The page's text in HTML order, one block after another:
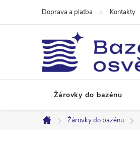
Doprava a platba Kontakty
Žárovky do bazénu
Domů
Žárovky do bazénu